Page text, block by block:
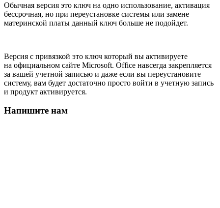
Обычная версия это ключ на одно использование, активация
бессрочная, но при переустановке системы или замене
материнской платы данный ключ больше не подойдет.
Версия с привязкой это ключ который вы активируете
на официальном сайте Microsoft. Office навсегда закрепляется
за вашей учетной записью и даже если вы переустановите
систему, вам будет достаточно просто войти в учетную запись
и продукт активируется.
Напишите нам